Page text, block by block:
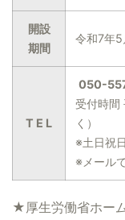
開設
期間
令和7年
T E L
050-
受付時
く）
※土日祝
※メール
★厚生労働省ホー